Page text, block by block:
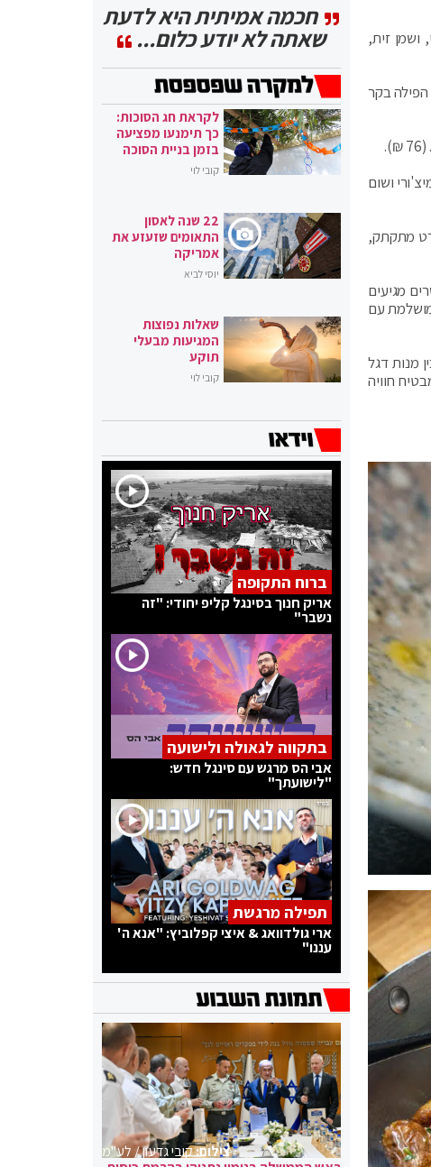
ושמן זית,
הפילה בקר
ושום
מתקתק,
מגיעים
עם
מנות דגל
חוויה
חכמה אמיתית היא לדעת
שאתה לא יודע כלום...
לקראת חג הסוכות:
כך תימנעו מפציעה
בזמן בניית הסוכה
קובי לוי
22 שנה לאסון
התאומים שזעזע את
אמריקה
יוסי לביא
שאלות נפוצות
המגיעות מבעלי
תוקע
קובי לוי
ברוח התקופה
אריק חנוך בסינגל קליפ יחודי: "זה
נשבר"
בתקווה לגאולה ולישועה
אבי הס מרגש עם סינגל חדש:
"לישועתך"
תפילה מרגשת
ארי גולדוואג & איצי קפלוביץ: "אנא ה'
עננו"
צילום:קובי גדעון / לע"מ